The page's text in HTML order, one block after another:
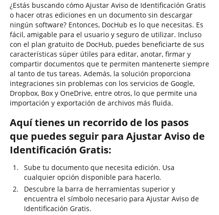
¿Estás buscando cómo Ajustar Aviso de Identificación Gratis
o hacer otras ediciones en un documento sin descargar
ningún software? Entonces, DocHub es lo que necesitas. Es
fácil, amigable para el usuario y seguro de utilizar. Incluso
con el plan gratuito de DocHub, puedes beneficiarte de sus
características súper útiles para editar, anotar, firmar y
compartir documentos que te permiten mantenerte siempre
al tanto de tus tareas. Además, la solución proporciona
integraciones sin problemas con los servicios de Google,
Dropbox, Box y OneDrive, entre otros, lo que permite una
importación y exportación de archivos más fluida.
Aquí tienes un recorrido de los pasos
que puedes seguir para Ajustar Aviso de
Identificación Gratis:
Sube tu documento que necesita edición. Usa
cualquier opción disponible para hacerlo.
Descubre la barra de herramientas superior y
encuentra el símbolo necesario para Ajustar Aviso de
Identificación Gratis.